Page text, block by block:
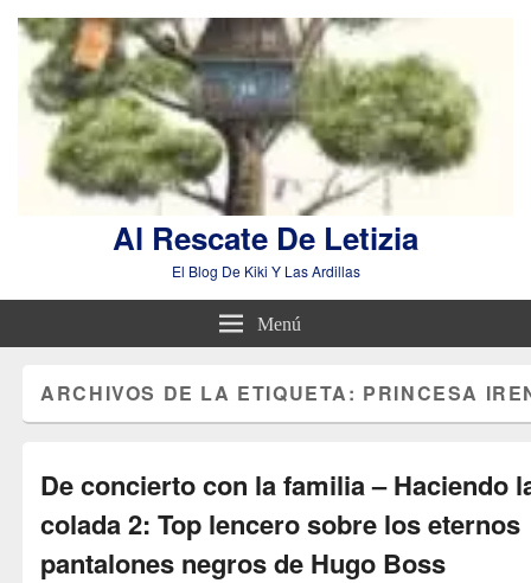
Al Rescate De Letizia
El Blog De Kiki Y Las Ardillas
Menú
ARCHIVOS DE LA ETIQUETA: PRINCESA
De concierto con la familia – Haciendo
colada 2: Top lencero sobre los eternos
pantalones negros de Hugo Boss